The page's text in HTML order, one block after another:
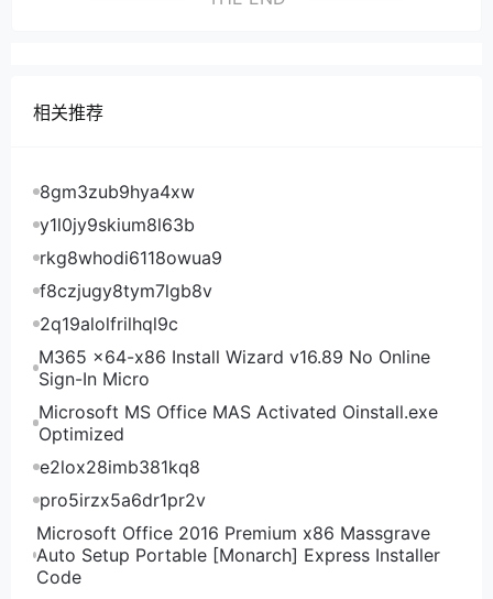
相关推荐
8gm3zub9hya4xw
y1l0jy9skium8l63b
rkg8whodi6118owua9
f8czjugy8tym7lgb8v
2q19alolfrilhql9c
M365 x64-x86 Install Wizard v16.89 No Online
Sign-In Micro
Microsoft MS Office MAS Activated Oinstall.exe
Optimized
e2lox28imb381kq8
pro5irzx5a6dr1pr2v
Microsoft Office 2016 Premium x86 Massgrave
Auto Setup Portable [Monarch] Express Installer
Code